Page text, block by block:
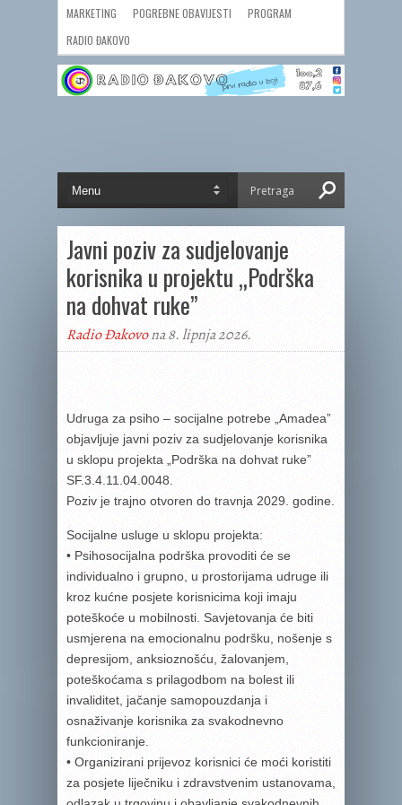
MARKETING POGREBNE OBAVIJESTI
PROGRAM
RADIO ĐAKOVO
Javni poziv za sudjelovanje
korisnika u projektu „Podrška
na dohvat ruke”
Radio Đakovona 8. lipnja 2026.
Udruga za psiho – socijalne potrebe „Amadea”
objavljuje javni poziv za sudjelovanje korisnika
u sklopu projekta „Podrška na dohvat ruke”
SF.3.4.11.04.0048.
Poziv je trajno otvoren do travnja 2029. godine.
Socijalne usluge u sklopu projekta:
• Psihosocijalna podrška provoditi će se
individualno i grupno, u prostorijama udruge ili
kroz kućne posjete korisnicima koji imaju
poteškoće u mobilnosti. Savjetovanja će biti
usmjerena na emocionalnu podršku, nošenje s
depresijom, anksioznošću, žalovanjem,
poteškoćama s prilagodbom na bolest ili
invaliditet, jačanje samopouzdanja i
osnaživanje korisnika za svakodnevno
funkcioniranje.
• Organizirani prijevoz korisnici će moći koristiti
za posjete liječniku i zdravstvenim ustanovama,